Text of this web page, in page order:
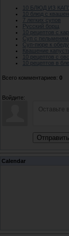
10 БЛЮД ИЗ
10 блюд с
7 легких супов
Русский борщ
10 рецептов с
Суп с
Суп-пюре к обеду
Квашение
10 рецептов с
10 рецептов в
Всего комментариев: 0
Войдите:
Отправить
Calendar